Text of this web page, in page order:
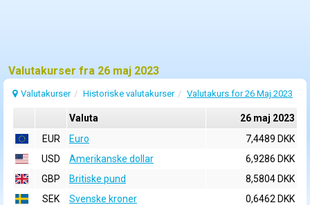
Valutakurser fra 26 maj 2023
Valutakurser Historiske valutakurser Valutakurs for 26 Maj 2023
Valuta
26 maj 2023
EUR
Euro
7,4489 DKK
USD
Amerikanske dollar
6,9286 DKK
GBP
Britiske pund
8,5804 DKK
SEK
Svenske kroner
0,6462 DKK